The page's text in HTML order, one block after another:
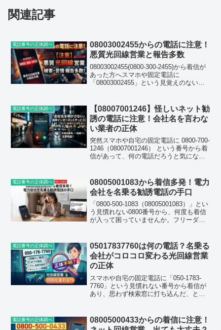
関連記事
電話番号の正体調べ
08003002455からの電話に注意！
悪質光回線営業と報告多数
08003002455(0800-300-2455)から着信が
あった方へスマホや固定電話に
「08003002455」という見覚えのない番
まる番号はフリーダイヤルの一...
電話番号の正体調べ
【08007001246】怪しいネット勧
誘の電話に注意！会社名を言わな
い業者の正体
突然スマホや自宅の固定電話に 0800-700-
1246（08007001246） という番号から着
信があって、何の電話だろうと気になっ
に、この番号にまつわる情報と、万...
電話番号の正体調べ
08005001083から着信多発！電力
会社を名乗る勧誘電話の手口
「0800-500-1083（08005001083）」とい
う見慣れない0800番号から、何度も着信
が入って困っていませんか。フリーダイ
が、ここ最近急に増えています。結論...
電話番号の正体調べ
05017837760は何の電話？名乗る
会社がコロコロ変わる光回線営業
の正体
スマホや自宅の固定電話に「050-1783-
7760」という見慣れない番号から着信が
あり、思わず検索窓に打ち込んだ、とい
の投稿が集まっており、検索された回数
も1200...
電話番号の正体調べ
08005000433からの着信に注意！